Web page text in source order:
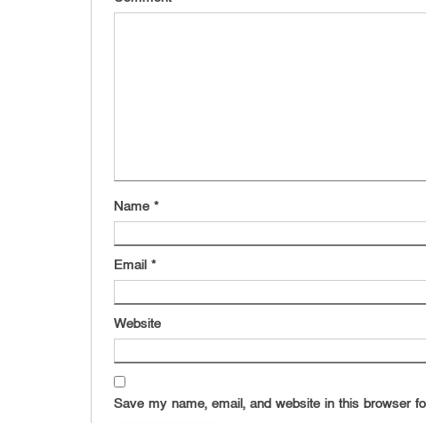
Name *
Email *
Website
Save my name, email, and website in this browser